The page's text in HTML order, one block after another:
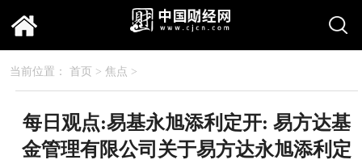
当前位置： 首页 > 焦点 >
每日观点:易基永旭添利定开: 易方达基
金管理有限公司关于易方达永旭添利定